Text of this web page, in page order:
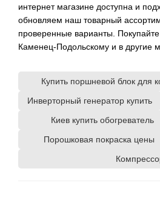
интернет магазине доступна и
обновляем наш товарный
проверенные варианты.
Каменец-Подольскому и в другие
Купить поршневой блок для
Инверторный генератор купить
Киев купить обогреватель
Порошковая покраска цены